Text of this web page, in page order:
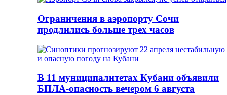
Ограничения в аэропорту Сочи
продлились больше трех часов
В 11 муниципалитетах Кубани объявили
БПЛА-опасность вечером 6 августа